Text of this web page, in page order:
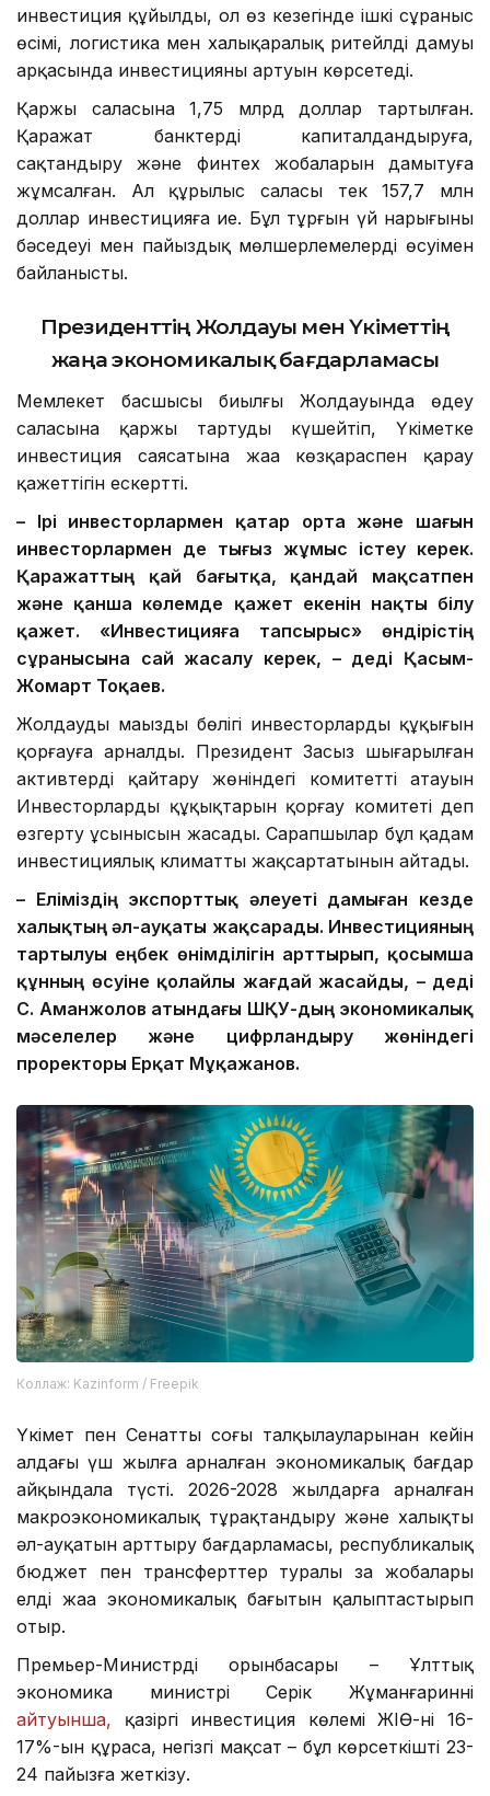
инвестиция құйылды, ол өз кезегінде ішкі сұраныс
өсімі, логистика мен халықаралық ритейлдің дамуы
арқасында инвестицияның артуын көрсетеді.
Қаржы саласына 1,75 млрд доллар тартылған.
Қаражат банктерді капиталдандыруға,
сақтандыру және финтех жобаларын дамытуға
жұмсалған. Ал құрылыс саласы тек 157,7 млн
доллар инвестицияға ие. Бұл тұрғын үй нарығының
бәсеңдеуі мен пайыздық мөлшерлемелердің өсуімен
байланысты.
Президенттің Жолдауы мен Үкіметтің
жаңа экономикалық бағдарламасы
Мемлекет басшысы биылғы Жолдауында өңдеу
саласына қаржы тартуды күшейтіп, Үкіметке
инвестиция саясатына жаңа көзқараспен қарау
қажеттігін ескертті.
– Ірі инвесторлармен қатар орта және шағын
инвесторлармен де тығыз жұмыс істеу керек.
Қаражаттың қай бағытқа, қандай мақсатпен
және қанша көлемде қажет екенін нақты білу
қажет. «Инвестицияға тапсырыс» өндірістің
сұранысына сай жасалу керек, – деді Қасым-
Жомарт Тоқаев.
Жолдаудың маңызды бөлігі инвесторлардың құқығын
қорғауға арналды. Президент Заңсыз шығарылған
активтерді қайтару жөніндегі комитеттің атауын
Инвесторлардың құқықтарын қорғау комитеті деп
өзгерту ұсынысын жасады. Сарапшылар бұл қадам
инвестициялық климатты жақсартатынын айтады.
– Еліміздің экспорттық әлеуеті дамыған кезде
халықтың әл-ауқаты жақсарады. Инвестицияның
тартылуы еңбек өнімділігін арттырып, қосымша
құнның өсуіне қолайлы жағдай жасайды, – деді
С. Аманжолов атындағы ШҚУ-дың экономикалық
мәселелер және цифрландыру жөніндегі
проректоры Ерқат Мұқажанов.
Коллаж: Kazinform / Freepik
Үкімет пен Сенаттың соңғы талқылауларынан кейін
алдағы үш жылға арналған экономикалық бағдар
айқындала түсті. 2026-2028 жылдарға арналған
макроэкономикалық тұрақтандыру және халықтың
әл-ауқатын арттыру бағдарламасы, республикалық
бюджет пен трансферттер туралы заң жобалары
елдің жаңа экономикалық бағытын қалыптастырып
отыр.
Премьер-Министрдің орынбасары – Ұлттық
экономика министрі Серік Жұманғариннің
айтуынша, қазіргі инвестиция көлемі ЖІӨ-нің 16-
17%-ын құраса, негізгі мақсат – бұл көрсеткішті 23-
24 пайызға жеткізу.